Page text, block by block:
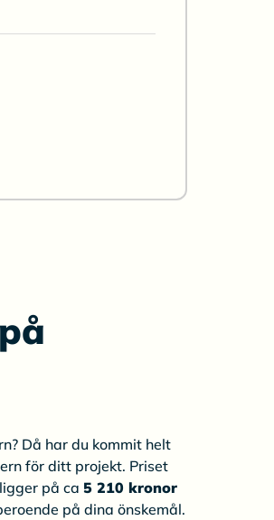
Då har du kommit helt
för ditt projekt. Priset
på ca 5 210 kronor
på dina önskemål.